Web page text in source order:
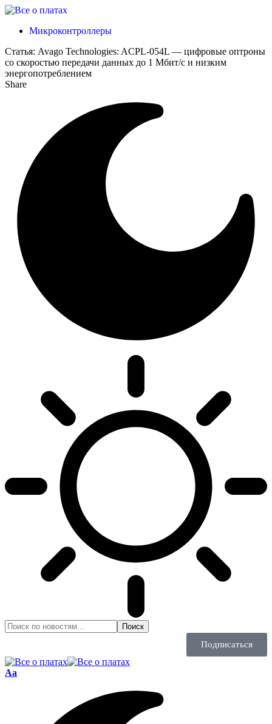
Микроконтроллеры
Статья: Avago Technologies: ACPL-054L — цифровые оптроны
со скоростью передачи данных до 1 Мбит/с и низким
энергопотреблением
Share
Подписаться
Aa